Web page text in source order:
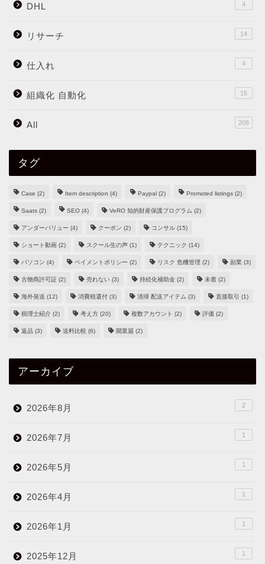
DHL 4
リサーチ 14
仕入れ 4
組織化 自動化 15
All 208
タグ
Case (2) Item description (4) Paypal (2) Promoted listings (2)
Saats (2) SEO (4) VeRO 知的財産保護プログラム (2)
アンダーバリュー (4) クーポン (2) コンサル (15)
ショート動画 (2) スクール生の声 (1) テクニック (14)
パソコン (4) ペイメントポリシー (2) リスク 危機管理 (2) 副業 (3)
古物商許可証 (2) 売れない (3) 持続化補助金 (2) 未着 (2)
海外発送 (12) 消費税還付 (3) 清掃 配送アイテム (3) 直接取引 (1)
税理士紹介 (2) 考え方 (20) 複数アカウント (2) 評価 (2)
返品 (3) 送料比較 (6) 開業届 (2)
アーカイブ
2026年8月 2
2026年7月 1
2026年5月 1
2026年4月 1
2026年1月 1
2025年12月 1